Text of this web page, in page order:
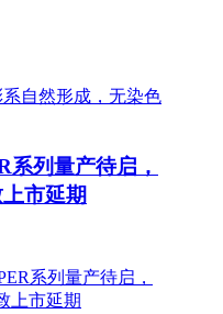
列量产待启，
市延期